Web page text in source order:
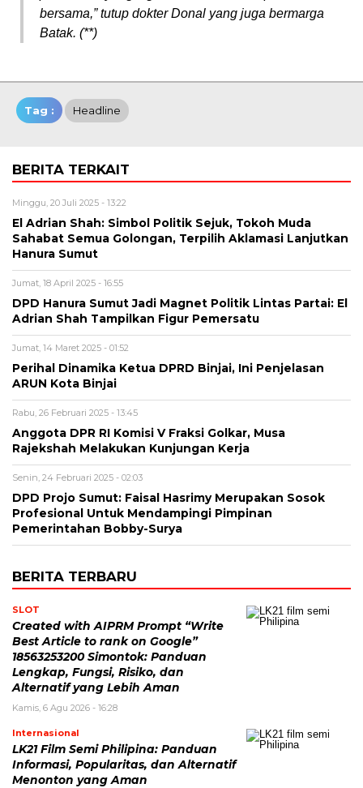
bersama,” tutup dokter Donal yang juga bermarga
Batak. (**)
Tag : Headline
BERITA TERKAIT
Minggu, 20 Juli 2025 - 13:22
El Adrian Shah: Simbol Politik Sejuk, Tokoh Muda
Sahabat Semua Golongan, Terpilih Aklamasi Lanjutkan
Hanura Sumut
Jumat, 18 April 2025 - 16:55
DPD Hanura Sumut Jadi Magnet Politik Lintas Partai: El
Adrian Shah Tampilkan Figur Pemersatu
Jumat, 14 Maret 2025 - 01:52
Perihal Dinamika Ketua DPRD Binjai, Ini Penjelasan
ARUN Kota Binjai
Rabu, 26 Februari 2025 - 13:45
Anggota DPR RI Komisi V Fraksi Golkar, Musa
Rajekshah Melakukan Kunjungan Kerja
Senin, 24 Februari 2025 - 02:03
DPD Projo Sumut: Faisal Hasrimy Merupakan Sosok
Profesional Untuk Mendampingi Pimpinan
Pemerintahan Bobby-Surya
BERITA TERBARU
SLOT
Created with AIPRM Prompt “Write
Best Article to rank on Google”
18563253200 Simontok: Panduan
Lengkap, Fungsi, Risiko, dan
Alternatif yang Lebih Aman
Kamis, 6 Agu 2026 - 16:28
Internasional
LK21 Film Semi Philipina: Panduan
Informasi, Popularitas, dan Alternatif
Menonton yang Aman